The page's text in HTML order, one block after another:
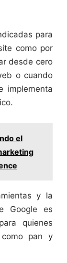
para
como por
desde cero
o cuando
implementa
el
y la
Google es
quienes
pan y